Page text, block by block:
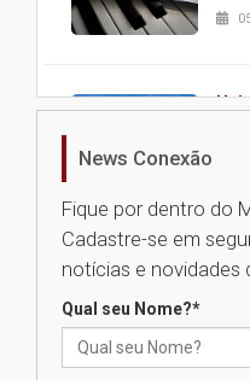
das
News Conexão
Fique por dentro do
Cadastre-se em
notícias e novidades
Qual seu Nome?*